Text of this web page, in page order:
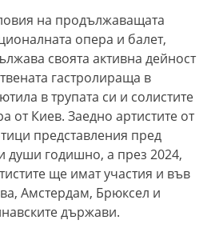
на продължаващата
опера и балет,
своята активна дейност
гастролираща в
в трупата си и солистите
от Киeв. Заедно артистите от
представления пред
души годишно, а през 2024,
ще имат участия и във
Амстердам, Брюксел и
държави.